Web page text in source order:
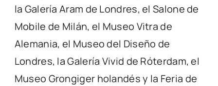
la Galería Aram de Londres, el Salone de
Mobile de Milán, el Museo Vitra de
Alemania, el Museo del Diseño de
Londres, la Galería Vivid de Róterdam, el
Museo Grongiger holandés y la Feria de